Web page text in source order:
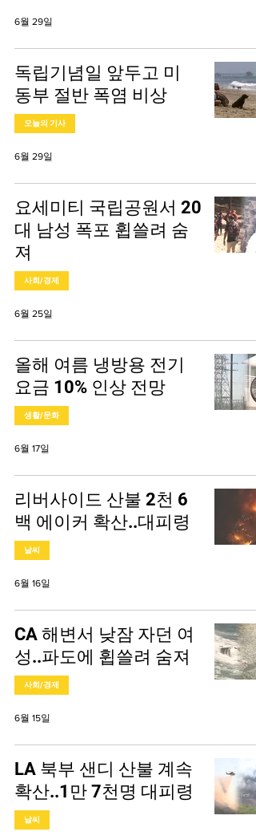
6월 29일
독립기념일 앞두고 미
동부 절반 폭염 비상
오늘의 기사
6월 29일
요세미티 국립공원서 20
대 남성 폭포 휩쓸려 숨
져
사회/경제
6월 25일
올해 여름 냉방용 전기
요금 10% 인상 전망
생활/문화
6월 17일
리버사이드 산불 2천 6
백 에이커 확산..대피령
날씨
6월 16일
CA 해변서 낮잠 자던 여
성..파도에 휩쓸려 숨져
사회/경제
6월 15일
LA 북부 샌디 산불 계속
확산..1만 7천명 대피령
날씨